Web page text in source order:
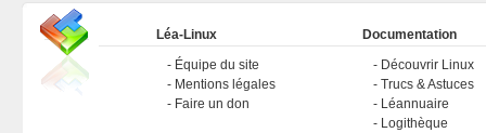
Léa-Linux
Équipe du site
Mentions légales
Faire un don
Documentation
Découvrir Linux
Trucs & Astuces
Léannuaire
Logithèque